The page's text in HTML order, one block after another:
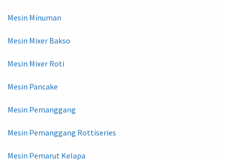
Mesin Minuman
Mesin Mixer Bakso
Mesin Mixer Roti
Mesin Pancake
Mesin Pemanggang
Mesin Pemanggang Rottiseries
Mesin Pemarut Kelapa